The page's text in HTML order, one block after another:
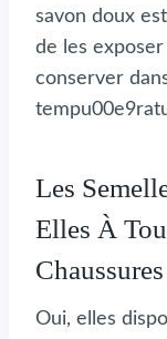
savon doux
de les
conserver
Les
Elles À
Oui, elles